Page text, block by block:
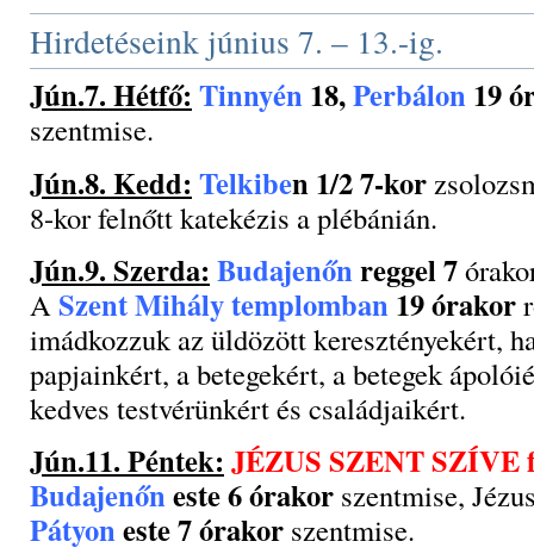
Hirdetéseink június 7. – 13.-ig.
Jún.7. Hétfő: Tinnyén 18,Perbálon 19
szentmise.
Jún.8. Kedd: Telkiben 1/2 7-kor
8-kor felnőtt katekézis a plébánián.
Jún.9. Szerda: Budajenőnreggel 7
ASzent Mihály templomban 19 órakor
imádkozzuk az üldözött keresztényekért,
papjainkért, a betegekért, a betegek
kedves testvérünkért és családjaikért.
Jún.11. Péntek: JÉZUS SZENT SZÍVE
Budajenőneste 6 órakor szentmise,
Pátyoneste 7 órakor szentmise.